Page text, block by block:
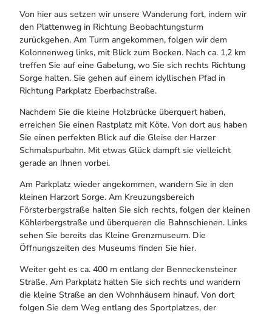
Von hier aus setzen wir unsere Wanderung fort, indem wir
den Plattenweg in Richtung Beobachtungsturm
zurückgehen. Am Turm angekommen, folgen wir dem
Kolonnenweg links, mit Blick zum Bocken. Nach ca. 1,2 km
treffen Sie auf eine Gabelung, wo Sie sich rechts Richtung
Sorge halten. Sie gehen auf einem idyllischen Pfad in
Richtung Parkplatz Eberbachstraße.
Nachdem Sie die kleine Holzbrücke überquert haben,
erreichen Sie einen Rastplatz mit Köte. Von dort aus haben
Sie einen perfekten Blick auf die Gleise der Harzer
Schmalspurbahn. Mit etwas Glück dampft sie vielleicht
gerade an Ihnen vorbei.
Am Parkplatz wieder angekommen, wandern Sie in den
kleinen Harzort Sorge. Am Kreuzungsbereich
Försterbergstraße halten Sie sich rechts, folgen der kleinen
Köhlerbergstraße und überqueren die Bahnschienen. Links
sehen Sie bereits das Kleine Grenzmuseum. Die
Öffnungszeiten des Museums finden Sie hier.
Weiter geht es ca. 400 m entlang der Benneckensteiner
Straße. Am Parkplatz halten Sie sich rechts und wandern
die kleine Straße an den Wohnhäusern hinauf. Von dort
folgen Sie dem Weg entlang des Sportplatzes, der